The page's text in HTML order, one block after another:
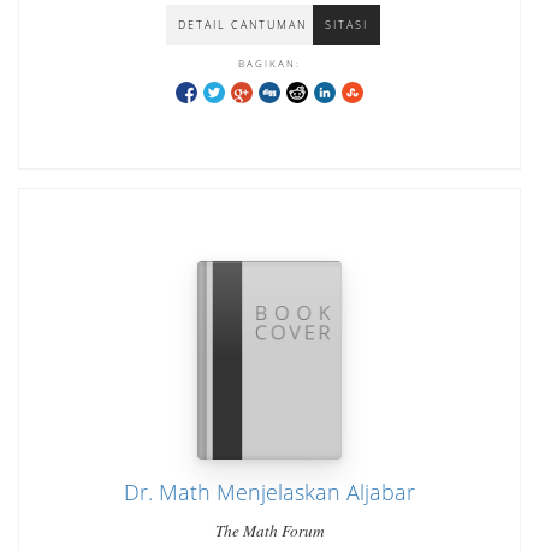
DETAIL CANTUMAN SITASI
BAGIKAN:
Dr. Math Menjelaskan Aljabar
The Math Forum